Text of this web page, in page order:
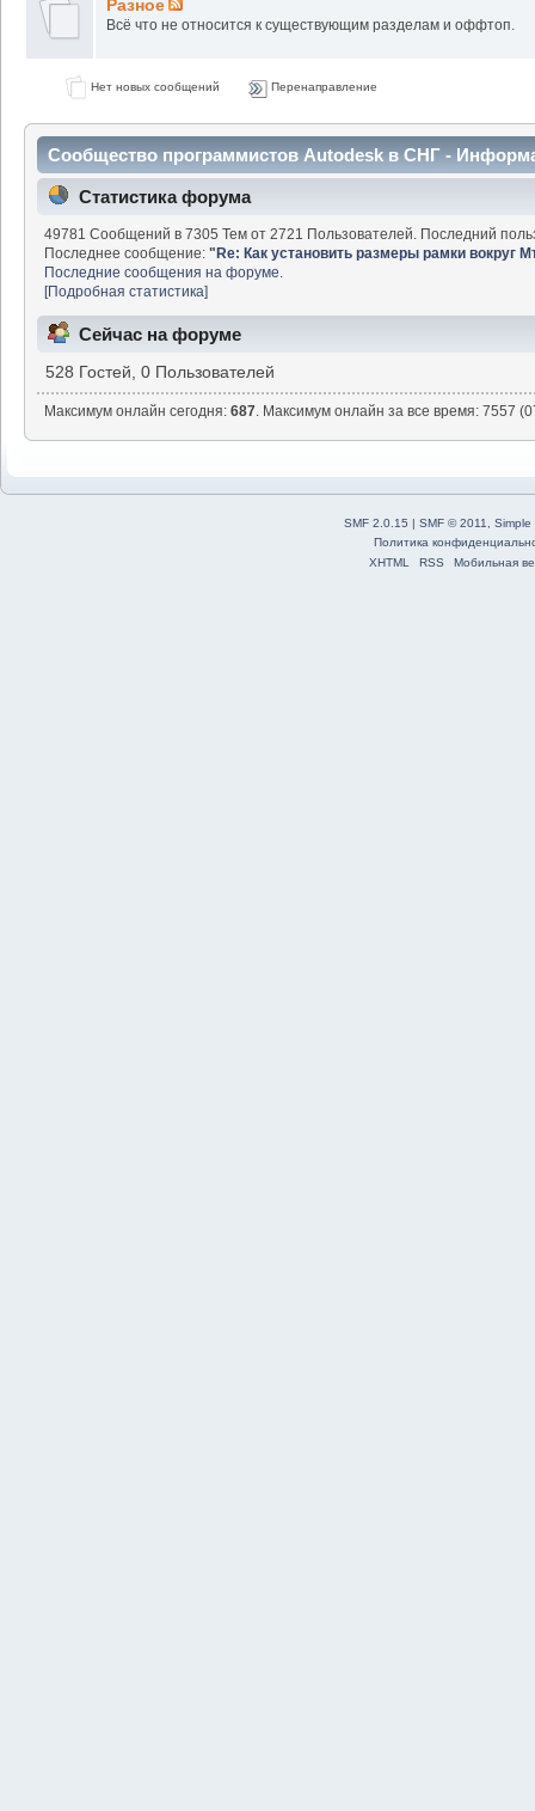
Разное
Всё что не относится к существующим разделам и оффтоп.
Нет новых сообщений Перенаправление
Сообщество программистов Autodesk в СНГ -
Статистика форума
49781 Сообщений в 7305 Тем от 2721 Пользователей. Последний
Последнее сообщение:"Re: Как установить размеры рамки вокруг
Последние сообщения на форуме.
[Подробная статистика]
Сейчас на форуме
528 Гостей, 0 Пользователей
Максимум онлайн сегодня:687. Максимум онлайн за все время: 7557
SMF 2.0.15 | SMF © 2011
Simple
Политика
XHTML
RSS Мобильная